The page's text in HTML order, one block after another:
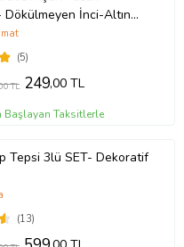
İnci-Altın
Adet) Kırmızı 42271
(5)
TL 249,00 TL
Başlayan Taksitlerle
Tepsi 3lü SET- Dekoratif
(13)